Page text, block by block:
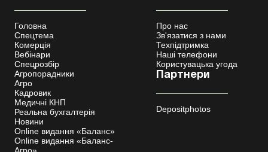
Головна
Спецтема
Комерція
Вебінари
Спецрозбір
Агропорадники
Агро
Кадровик
Медичні КНП
Реальна бухгалтерія
Новини
Online видання «Баланс»
Online видання «Баланс-
Про нас
Зв'язатися з нами
Техпідтримка
Наші телефони
Користувацька угода
Партнери
Depositphotos